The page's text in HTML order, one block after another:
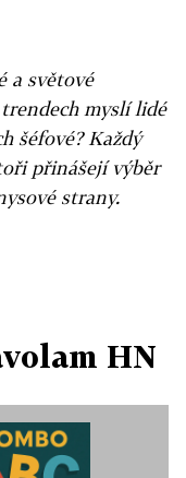
a světové
myslí lidé
šéfové? Každý
přinášejí výběr
strany.
HN